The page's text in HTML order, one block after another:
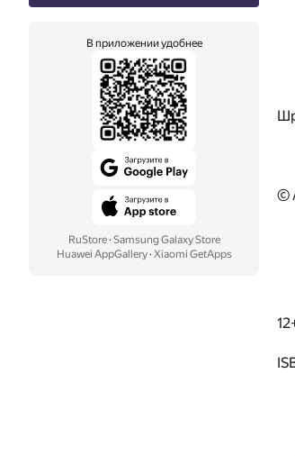
В приложении удобнее
RuStore· Samsung Galaxy Store
Huawei AppGallery· Xiaomi GetApps
©